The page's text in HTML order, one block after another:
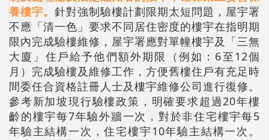
養樓宇。 針對強制驗樓計劃限期太短問題，屋宇署
不應「清一色」要求不同居住密度的樓宇在指明期
限內完成驗樓維修，屋宇署應對單幢樓宇及「三無
大廈」住戶給予他們額外期限（例如：6至12個
月）完成驗樓及維修工作，方便舊樓住戶有充足時
間委任合資格註冊人士及樓宇維修公司進行復修。
參考新加坡現行驗樓政策，明確要求超過20年樓
齡的樓宇每7年驗外牆一次，對於非住宅樓宇每5
年驗主結構一次，住宅樓宇10年驗主結構一次。